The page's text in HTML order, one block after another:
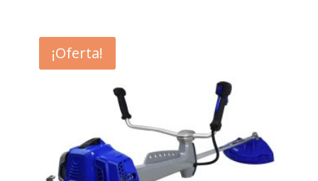
¡Oferta!